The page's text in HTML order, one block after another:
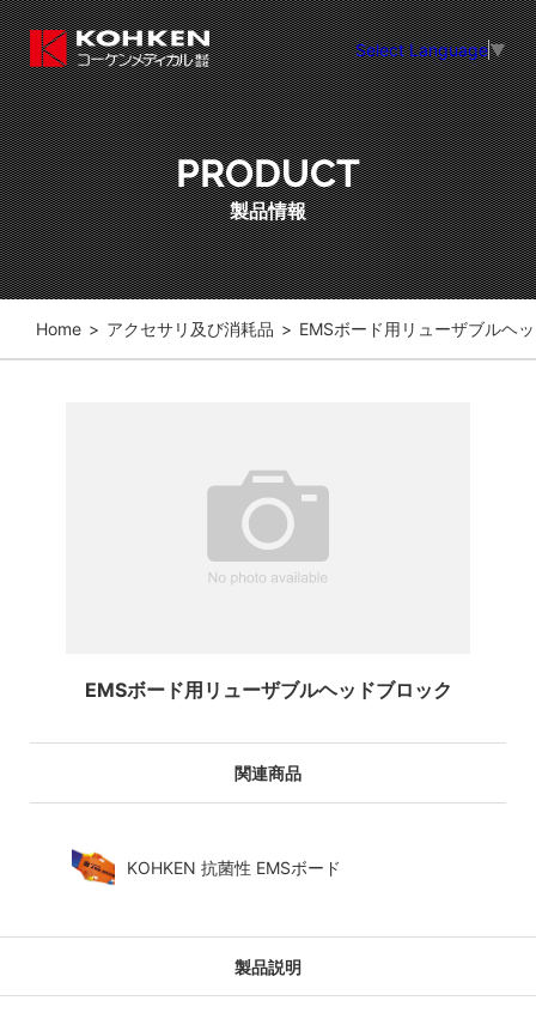
Select Language▼
PRODUCT
製品情報
Home > アクセサリ及び消耗品 > EMSボード用リューザブルヘ
EMSボード用リューザブルヘッドブロック
関連商品
KOHKEN 抗菌性 EMSボード
製品説明